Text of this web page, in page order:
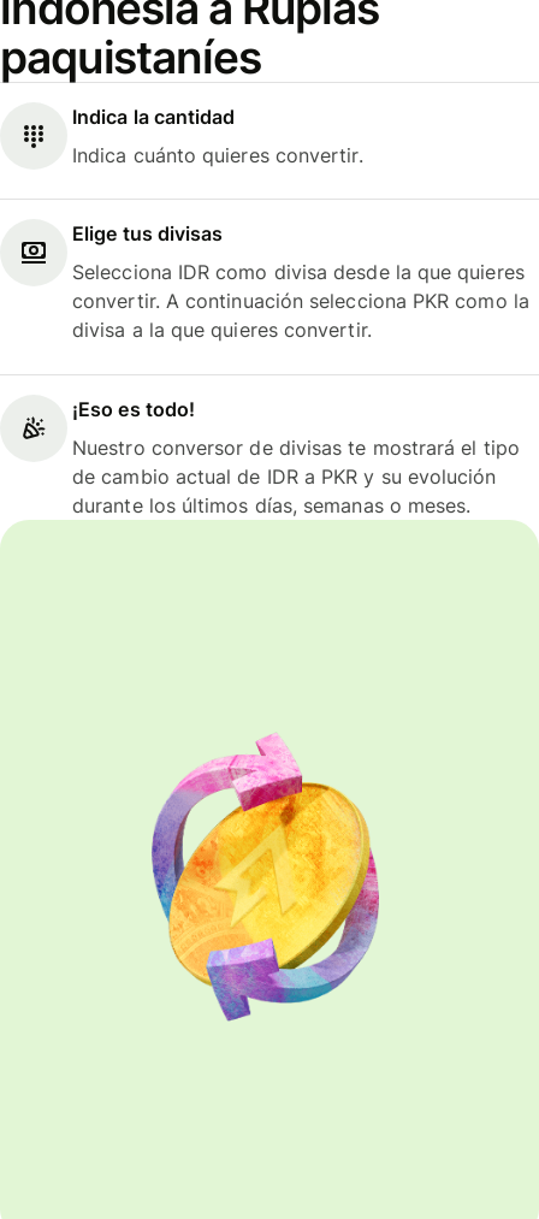
paquistaníes
Indica la cantidad
Indica cuánto quieres convertir.
Elige tus divisas
Selecciona IDR como divisa desde la que quieres
convertir. A continuación selecciona PKR como la
divisa a la que quieres convertir.
¡Eso es todo!
Nuestro conversor de divisas te mostrará el tipo
de cambio actual de IDR a PKR y su evolución
durante los últimos días, semanas o meses.